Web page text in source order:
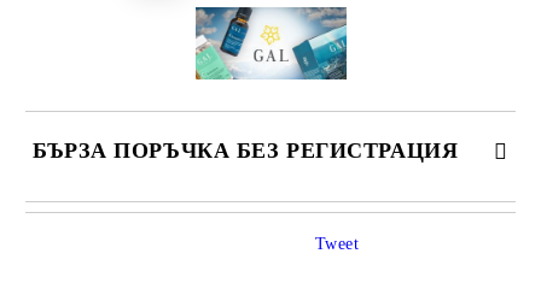
БЪРЗА ПОРЪЧКА БЕЗ РЕГИСТРАЦИЯ
САМО ПОПЪЛНЕТЕ 1 ПОЛЕ
Tweet